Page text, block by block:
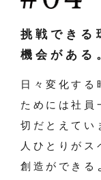
挑戦できる
機会がある
日々変化する
ためには社員
切だとえてい
人ひとりがス
創造ができる